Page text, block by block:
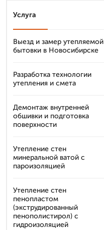
Услуга
Выезд и замер утепляемой
бытовки в Новосибирске
Разработка технологии
утепления и смета
Демонтаж внутренней
обшивки и подготовка
поверхности
Утепление стен
минеральной ватой с
пароизоляцией
Утепление стен
пенопластом
(экструдированный
пенополистирол) с
гидроизоляцией